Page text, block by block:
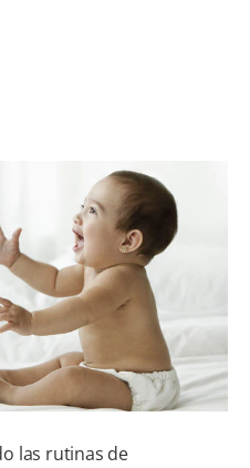
CUPONES
DO (ES)
SUSCRÍBASE
las rutinas de